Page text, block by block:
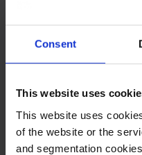
Consent
This website uses
This website uses
of the website or the
and segmentation
melhorando a sua
contribuindo para uma
competitividade é
faturação eletrónica pelas
o mais possível. Consulte
Saphety disponibiliza, a